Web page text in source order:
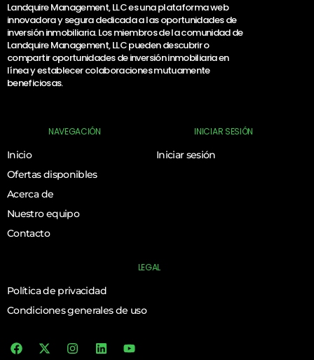
Landquire Management, LLC es una plataforma web
innovadora y segura dedicada a las oportunidades de
inversión inmobiliaria. Los miembros de la comunidad de
Landquire Management, LLC pueden descubrir o
compartir oportunidades de inversión inmobiliaria en
línea y establecer colaboraciones mutuamente
beneficiosas.
NAVEGACIÓN
Inicio
Ofertas disponibles
Acerca de
Nuestro equipo
Contacto
INICIAR SESIÓN
Iniciar sesión
LEGAL
Política de privacidad
Condiciones generales de uso